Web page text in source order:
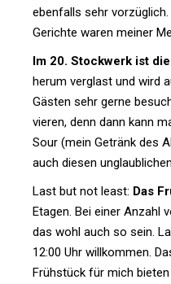
eben­falls sehr
Gerichte waren meiner
Im 20. Stock­werk ist die
herum ver­glast und wird
Gästen sehr gerne
vieren, denn dann kann
Sour (mein Getränk des
auch diesen
Last but not least: Das
Etagen. Bei einer Anzahl
das wohl auch so sein.
12:00 Uhr will­kommen.
Früh­stück für mich